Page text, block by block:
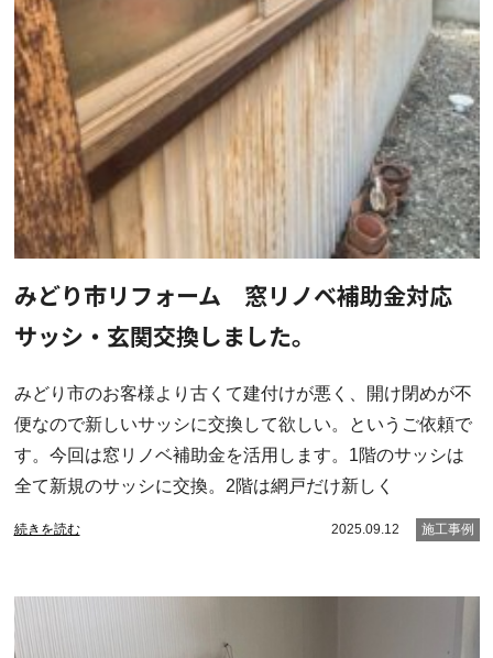
みどり市リフォーム 窓リノベ補助金対応
サッシ・玄関交換しました。
みどり市のお客様より古くて建付けが悪く、開け閉めが不
便なので新しいサッシに交換して欲しい。というご依頼で
す。今回は窓リノベ補助金を活用します。1階のサッシは
全て新規のサッシに交換。2階は網戸だけ新しく
続きを読む 2025.09.12 施工事例